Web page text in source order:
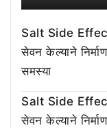
Salt Side
सेवन केल्याने
समस्या
Salt Side
सेवन केल्याने